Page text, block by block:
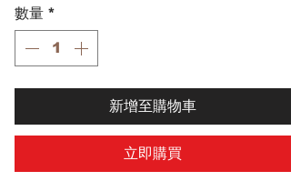
數量 *
新增至購物車
立即購買